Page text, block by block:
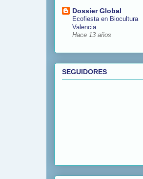
Dossier Global
Ecofiesta en Biocultura
Valencia
Hace 13 años
SEGUIDORES